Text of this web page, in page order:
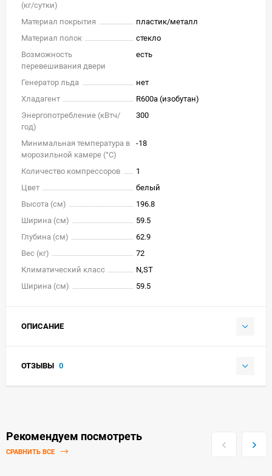
(кг/cутки)
Материал покрытия
пластик/металл
Материал полок
стекло
Возможность
перевешивания двери
есть
Генератор льда
нет
Хладагент
R600a (изобутан)
Энергопотребление (кВтч/
год)
300
Минимальная температура в
морозильной камере (°C)
-18
Количество компрессоров
1
Цвет
белый
Высота (см)
196.8
Ширина (см)
59.5
Глубина (см)
62.9
Вес (кг)
72
Климатический класс
N,ST
Ширина (см)
59.5
ОПИСАНИЕ
ОТЗЫВЫ 0
Рекомендуем посмотреть
СРАВНИТЬ ВСЕ